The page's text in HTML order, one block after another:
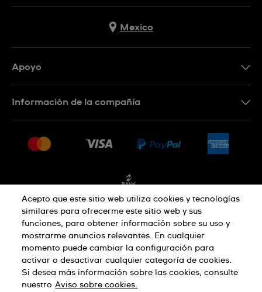
Mexico
Apoyo
Condiciones de venta
Información de la compañía
Empleo
Política de privacidad
Aviso sobre cookies Condiciones de uso
Acepto que este sitio web utiliza cookies y tecnologías
similares para ofrecerme este sitio web y sus
funciones, para obtener información sobre su uso y
mostrarme anuncios relevantes. En cualquier
momento puede cambiar la configuración para
activar o desactivar cualquier categoría de cookies.
Si desea más información sobre las cookies, consulte
nuestro Aviso sobre cookies.